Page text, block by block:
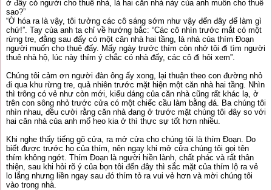
ở đây có người cho thuê nhà, là hai căn nhà này của anh muốn cho thuê
sao?”
“Ờ hóa ra là vậy, tôi tưởng các cô sáng sớm như vậy đến đây để làm gì
chứ!”. Tay của anh ta chỉ về hướng bắc: “Các cô nhìn trước mắt có một
rừng tre, đằng sau đấy có một căn nhà hai tầng, là nhà của thím Đoạn
người muốn cho thuê đấy. Mấy ngày trước thím còn nhở tôi đi tìm người
thuê nhà hộ, lúc này thím ý chắc có nhà đấy, các cô đi hỏi xem”.
Chúng tôi cảm ơn người đàn ông ấy xong, lại thuận theo con đường nhỏ
đi qua khu rừng tre, quả nhiên trước mặt hiện một căn nhà hai tầng. Nhìn
thì trông có vẻ như còn mới, kiểu dáng của căn nhà cũng rất khác lạ, ở
trên con sông nhỏ trước cửa có một chiếc cầu làm bằng đá. Ba chúng tôi
nhìn nhau, đều cười rằng căn nhà đang ở trước mặt chúng tôi đây so với
hai căn nhà của anh mổ heo kia ở thì thực sự tốt hơn nhiều.
Khi nghe thấy tiếng gõ cửa, ra mở cửa cho chúng tôi là thím Đoạn. Do
biết được trước họ của thím, nên ngay khi mở cửa chúng tôi gọi tên
thím không ngớt. Thím Đoạn là người hiền lành, chất phác và rất thân
thiện, sau khi hỏi rõ ý của bọn tôi đến đây thì sắc mặt của thím lộ ra vẻ
lo lắng nhưng liền ngay sau đó thím tỏ ra vui vẻ hơn và mời chúng tôi
vào trong nhà.